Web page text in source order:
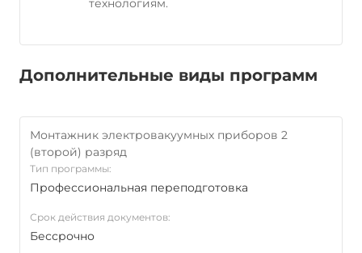
технологиям.
Дополнительные виды программ
Монтажник электровакуумных приборов 2
(второй) разряд
Тип программы:
Профессиональная переподготовка
Срок действия документов:
Бессрочно